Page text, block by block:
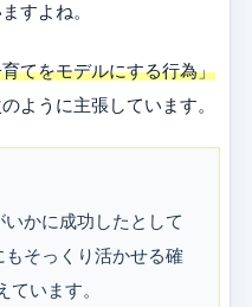
すよね。
てをモデルにする行為」
ように主張しています。
かに成功したとして
もそっくり活かせる確
います。